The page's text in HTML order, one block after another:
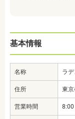
基本情報
名称 ラ
住所 東京
営業時間 8:00